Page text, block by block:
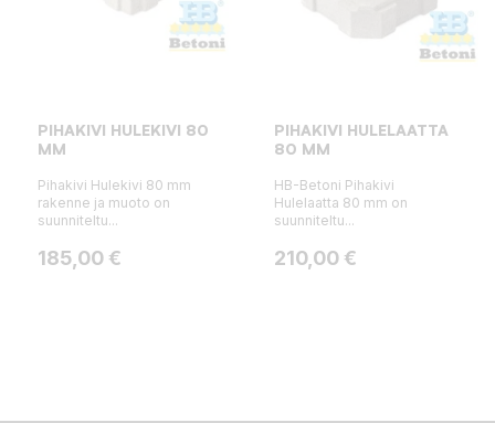
PIHAKIVI HULEKIVI 80
MM
Pihakivi Hulekivi 80 mm
rakenne ja muoto on
suunniteltu...
Hinta
185,00 €
PIHAKIVI HULELAATTA
80 MM
HB-Betoni Pihakivi
Hulelaatta 80 mm on
suunniteltu...
Hinta
210,00 €